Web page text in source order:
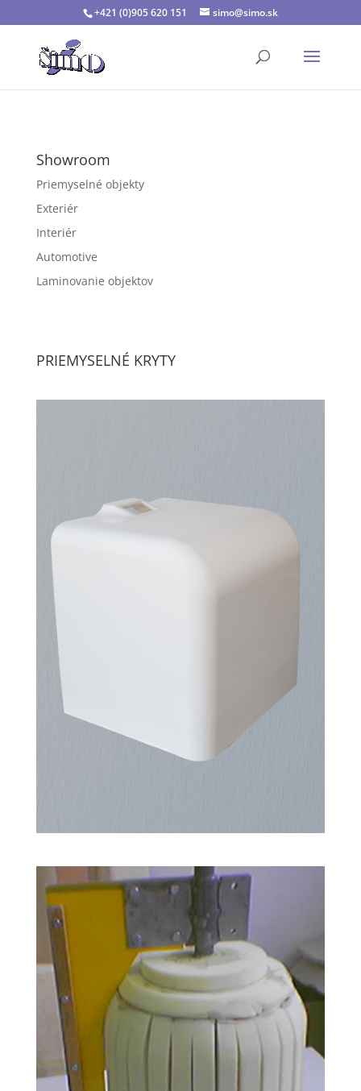
+421 (0)905 620 151 simo@simo.sk
Showroom
Priemyselné objekty
Exteriér
Interiér
Automotive
Laminovanie objektov
PRIEMYSELNÉ KRYTY